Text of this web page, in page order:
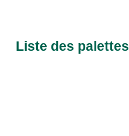
Liste des palettes